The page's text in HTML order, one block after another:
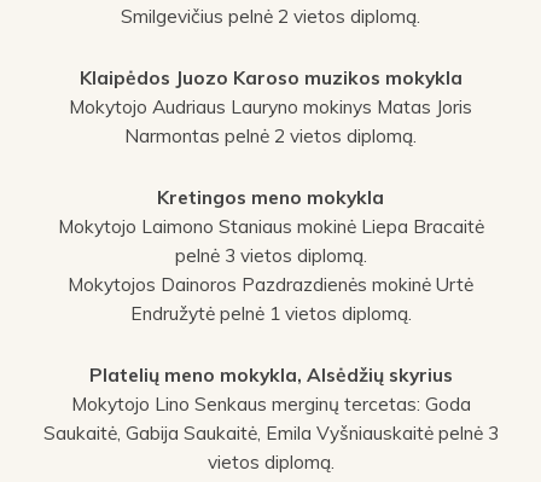
Smilgevičius pelnė 2 vietos diplomą.
Klaipėdos Juozo Karoso muzikos mokykla
Mokytojo Audriaus Lauryno mokinys Matas Joris
Narmontas pelnė 2 vietos diplomą.
Kretingos meno mokykla
Mokytojo Laimono Staniaus mokinė Liepa Bracaitė
pelnė 3 vietos diplomą.
Mokytojos Dainoros Pazdrazdienės mokinė Urtė
Endružytė pelnė 1 vietos diplomą.
Platelių meno mokykla, Alsėdžių skyrius
Mokytojo Lino Senkaus merginų tercetas: Goda
Saukaitė, Gabija Saukaitė, Emila Vyšniauskaitė pelnė 3
vietos diplomą.